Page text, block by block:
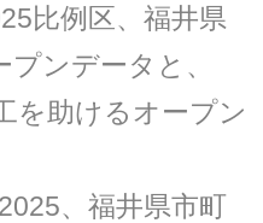
比例区、福井県
ンデータと、
を助けるオープン
、福井県市町